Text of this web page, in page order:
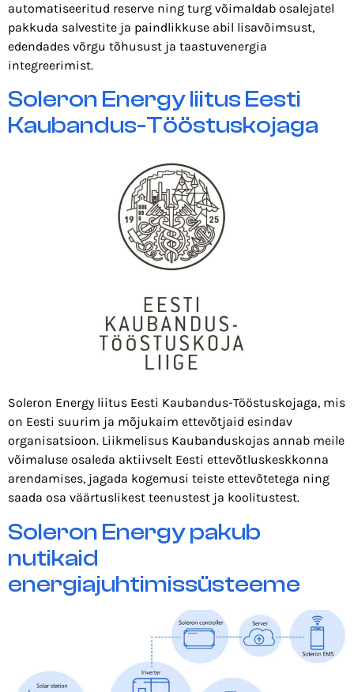
automatiseeritud reserve ning turg võimaldab osalejatel
pakkuda salvestite ja paindlikkuse abil lisavõimsust,
edendades võrgu tõhusust ja taastuvenergia
integreerimist.
Soleron Energy liitus Eesti
Kaubandus-Tööstuskojaga
Soleron Energy liitus Eesti Kaubandus-Tööstuskojaga, mis
on Eesti suurim ja mõjukaim ettevõtjaid esindav
organisatsioon. Liikmelisus Kaubanduskojas annab meile
võimaluse osaleda aktiivselt Eesti ettevõtluskeskkonna
arendamises, jagada kogemusi teiste ettevõtetega ning
saada osa väärtuslikest teenustest ja koolitustest.
Soleron Energy pakub
nutikaid
energiajuhtimissüsteeme